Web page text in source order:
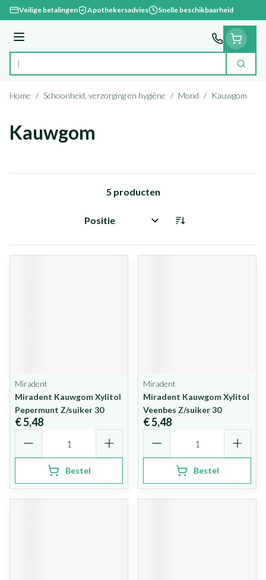
Ga naar de inhoud
Veilige betalingen Apothekersadvies Snelle beschikbaarheid
Menu
Product, merk, categorie... Zoek
Home / Schoonheid, verzorging en hygiëne / Mond / Kauwgom
Kauwgom
5 producten
Sorteer op:
Miradent
Miradent Kauwgom Xylitol
Pepermunt Z/suiker 30
€ 5,48
Bestel
Miradent
Miradent Kauwgom Xylitol
Veenbes Z/suiker 30
€ 5,48
Bestel